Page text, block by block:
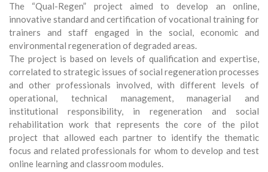
The “Qual-Regen” project aimed to develop an online,
innovative standard and certification of vocational training for
trainers and staff engaged in the social, economic and
environmental regeneration of degraded areas.
The project is based on levels of qualification and expertise,
correlated to strategic issues of social regeneration processes
and other professionals involved, with different levels of
operational, technical management, managerial and
institutional responsibility, in regeneration and social
rehabilitation work that represents the core of the pilot
project that allowed each partner to identify the thematic
focus and related professionals for whom to develop and test
online learning and classroom modules.